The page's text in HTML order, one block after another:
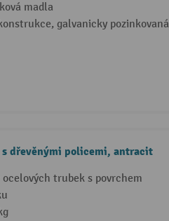
madla
galvanicky pozinkovaná
dřevěnými policemi, antracit
ocelových trubek s povrchem